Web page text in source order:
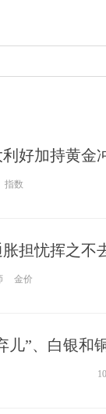
利好加持黄金
大央行决议
指数
担忧挥之不
金价
儿”、白银和
金或迎来新